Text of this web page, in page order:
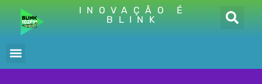
INOVAÇÃO É
BLINK